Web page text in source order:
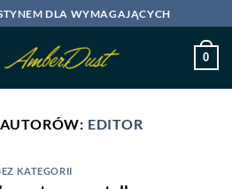
DLA WYMAGAJĄCYCH
0
EDITOR
KATEGORII